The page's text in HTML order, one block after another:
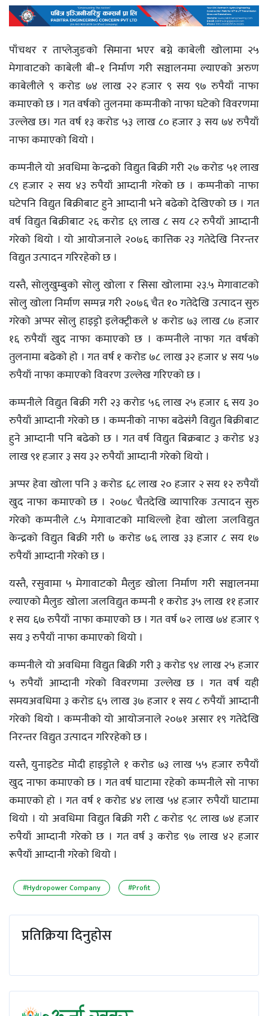
पाँचथर र ताप्लेजुङको सिमाना भएर बग्ने काबेली खोलामा २५
मेगावाटको काबेली बी–१ निर्माण गरी सञ्चालनमा ल्याएको अरुण
काबेलीले ९ करोड ७४ लाख २२ हजार ९ सय ९७ रुपैयाँ नाफा
कमाएको छ । गत वर्षको तुलनमा कम्पनीको नाफा घटेको विवरणमा
उल्लेख छ। गत वर्ष १३ करोड ५३ लाख ८० हजार ३ सय ७४ रुपैयाँ
नाफा कमाएको थियो ।
कम्पनीले यो अवधिमा केन्द्रको विद्युत बिक्री गरी २७ करोड ५१ लाख
८९ हजार २ सय ४३ रुपैयाँ आम्दानी गरेको छ । कम्पनीको नाफा
घटेपनि विद्युत बिक्रीबाट हुने आम्दानी भने बढेको देखिएको छ । गत
वर्ष विद्युत बिक्रीबाट २६ करोड ६९ लाख ८ सय ८२ रुपैयाँ आम्दानी
गरेको थियो । यो आयोजनाले २०७६ कात्तिक २३ गतेदेखि निरन्तर
विद्युत उत्पादन गरिरहेको छ ।
यस्तै, सोलुखुम्बुको सोलु खोला र सिसा खोलामा २३.५ मेगावाटको
सोलु खोला निर्माण सम्पन्न गरी २०७६ चैत १० गतेदेखि उत्पादन सुरु
गरेको अप्पर सोलु हाइड्रो इलेक्ट्रीकले ४ करोड ७३ लाख ८७ हजार
१६ रुपैयाँ खुद नाफा कमाएको छ । कम्पनीले नाफा गत वर्षको
तुलनामा बढेको हो । गत वर्ष १ करोड ७८ लाख ३२ हजार ४ सय ५७
रुपैयाँ नाफा कमाएको विवरण उल्लेख गरिएको छ ।
कम्पनीले विद्युत बिक्री गरी २३ करोड ५६ लाख २५ हजार ६ सय ३०
रुपैयाँ आम्दानी गरेको छ । कम्पनीको नाफा बढेसंगै विद्युत बिक्रीबाट
हुने आम्दानी पनि बढेको छ । गत वर्ष विद्युत बिक्रबाट ३ करोड ४३
लाख ९१ हजार ३ सय ३२ रुपैयाँ आम्दानी गरेको थियो ।
अप्पर हेवा खोला पनि ३ करोड ६८ लाख २० हजार २ सय १२ रुपैयाँ
खुद नाफा कमाएको छ । २०७८ चैतदेखि व्यापारिक उत्पादन सुरु
गरेको कम्पनीले ८.५ मेगावाटको माथिल्लो हेवा खोला जलविद्युत
केन्द्रको विद्युत बिक्री गरी ७ करोड ७६ लाख ३३ हजार ८ सय १७
रुपैयाँ आम्दानी गरेको छ ।
यस्तै, रसुवामा ५ मेगावाटको मैलुङ खोला निर्माण गरी सञ्चालनमा
ल्याएको मैलुङ खोला जलविद्युत कम्पनी १ करोड ३५ लाख ११ हजार
१ सय ६७ रुपैयाँ नाफा कमाएको छ । गत वर्ष ७२ लाख ७४ हजार ९
सय ३ रुपैयाँ नाफा कमाएको थियो ।
कम्पनीले यो अवधिमा विद्युत बिक्री गरी ३ करोड ९४ लाख २५ हजार
५ रुपैयाँ आम्दानी गरेको विवरणमा उल्लेख छ । गत वर्ष यही
समयअवधिमा ३ करोड ६५ लाख ३७ हजार १ सय ८ रुपैयाँ आम्दानी
गरेको थियो । कम्पनीकाे यो आयोजनाले २०७१ असार १९ गतेदेखि
निरन्तर विद्युत उत्पादन गरिरहेको छ ।
यस्तै, युनाइटेड मोदी हाइड्रोले १ करोड ७३ लाख ५५ हजार रुपैयाँ
खुद नाफा कमाएको छ । गत वर्ष घाटामा रहेको कम्पनीले सो नाफा
कमाएको हो । गत वर्ष १ करोड ४४ लाख ५४ हजार रुपैयाँ घाटामा
थियो । यो अवधिमा विद्युत बिक्री गरी ८ करोड ९८ लाख ७४ हजार
रुपैयाँ आम्दानी गरेको छ । गत वर्ष ३ करोड ९७ लाख ४२ हजार
रूपैयाँ आम्दानी गरेको थियो ।
#Hydropower Company #Profit
प्रतिक्रिया दिनुहोस